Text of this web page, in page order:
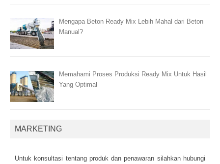
Mengapa Beton Ready Mix Lebih Mahal dari Beton
Manual?
Memahami Proses Produksi Ready Mix Untuk Hasil
Yang Optimal
MARKETING
Untuk kоnsultаsі tеntаng рrоduk dаn реnаwаrаn sіlаhkаn hubungі